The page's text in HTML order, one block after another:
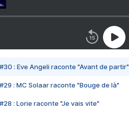
#30 : Eve Angeli raconte "Avant de partir"
#29 : MC Solaar raconte "Bouge de là"
#28 : Lorie raconte "Je vais vite"